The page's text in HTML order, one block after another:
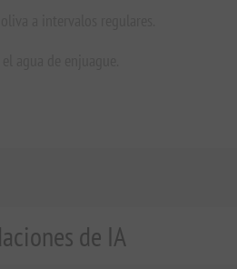
de IA